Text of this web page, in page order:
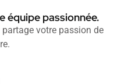
équipe passionnée.
votre passion de